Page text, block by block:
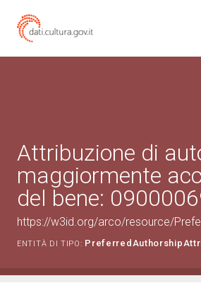
Attribuzione di
maggiormente
del bene:
https://w3id.org/arco/resource/
ENTITÀ DI TIPO: